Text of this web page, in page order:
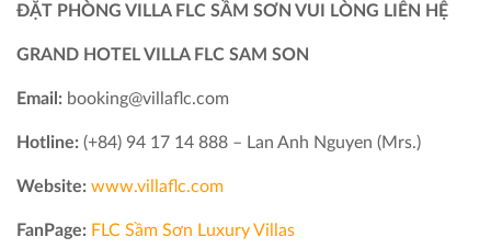
ĐẶT PHÒNG VILLA FLC SẦM SƠN VUI LÒNG LIÊN HỆ
GRAND HOTEL VILLA FLC SAM SON
Email: booking@villaflc.com
Hotline: ‎‎(+84) 94 17 14 888 – Lan Anh Nguyen (Mrs.)
Website: www.villaflc.com
FanPage: FLC Sầm Sơn Luxury Villas